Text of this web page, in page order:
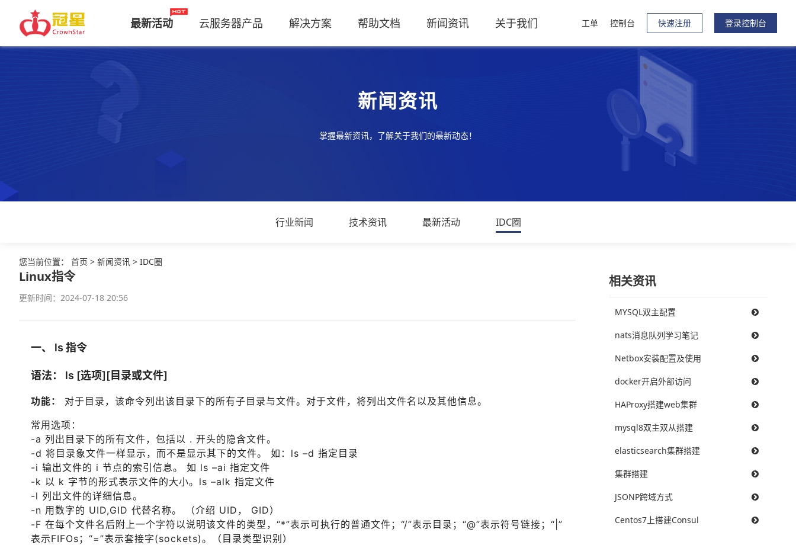
最新活动 云服务器产品 解决方案 帮助文档 新闻资讯 关于我们 工单 控制台 快速注册 登录控制台
新闻资讯
掌握最新资讯，了解关于我们的最新动态！
行业新闻 技术资讯 最新活动 IDC圈
您当前位置： 首页 > 新闻资讯 > IDC圈
Linux指令
更新时间：2024-07-18 20:56
一、 ls 指令
语法： ls [选项][目录或文件]
功能：
对于目录，该命令列出该目录下的所有子目录与文件。对于文件，将列出文件名以及其他信息。
常用选项：
-a 列出目录下的所有文件，包括以 . 开头的隐含文件。
-d 将目录象文件一样显示，而不是显示其下的文件。 如：ls –d 指定目录
-i 输出文件的 i 节点的索引信息。 如 ls –ai 指定文件
-k 以 k 字节的形式表示文件的大小。ls –alk 指定文件
-l 列出文件的详细信息。
-n 用数字的 UID,GID 代替名称。 （介绍 UID， GID）
-F 在每个文件名后附上一个字符以说明该文件的类型，“*”表示可执行的普通文件；“/”表示目录；“@”表示符号链接；“|”
表示FIFOs；“=”表示套接字(sockets)。（目录类型识别）
相关资讯
MYSQL双主配置
nats消息队列学习笔记
Netbox安装配置及使用
docker开启外部访问
HAProxy搭建web集群
mysql8双主双从搭建
elasticsearch集群搭建
集群搭建
JSONP跨域方式
Centos7上搭建Consul